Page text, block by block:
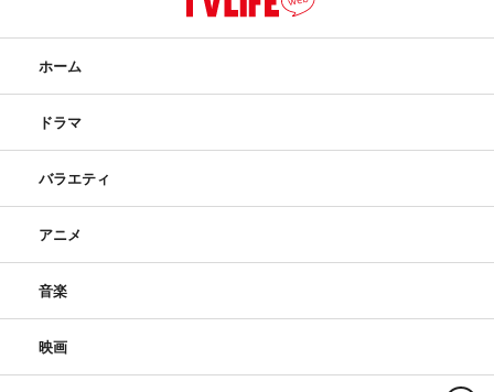
ホーム
ドラマ
バラエティ
アニメ
音楽
映画